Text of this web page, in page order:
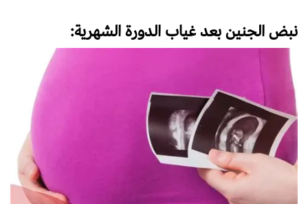
نبض الجنين بعد غياب الدورة الشهرية: